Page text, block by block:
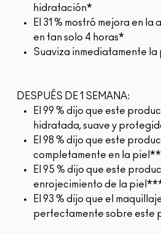
hidratación*
El 31 % mostró mejora en
en tan solo 4 horas*
Suaviza inmediatamente la
DESPUÉS DE 1 SEMANA:
El 99 % dijo que este
hidratada, suave y
El 98 % dijo que este
completamente en la
El 95 % dijo que este
enrojecimiento de la
El 93 % dijo que el
perfectamente sobre